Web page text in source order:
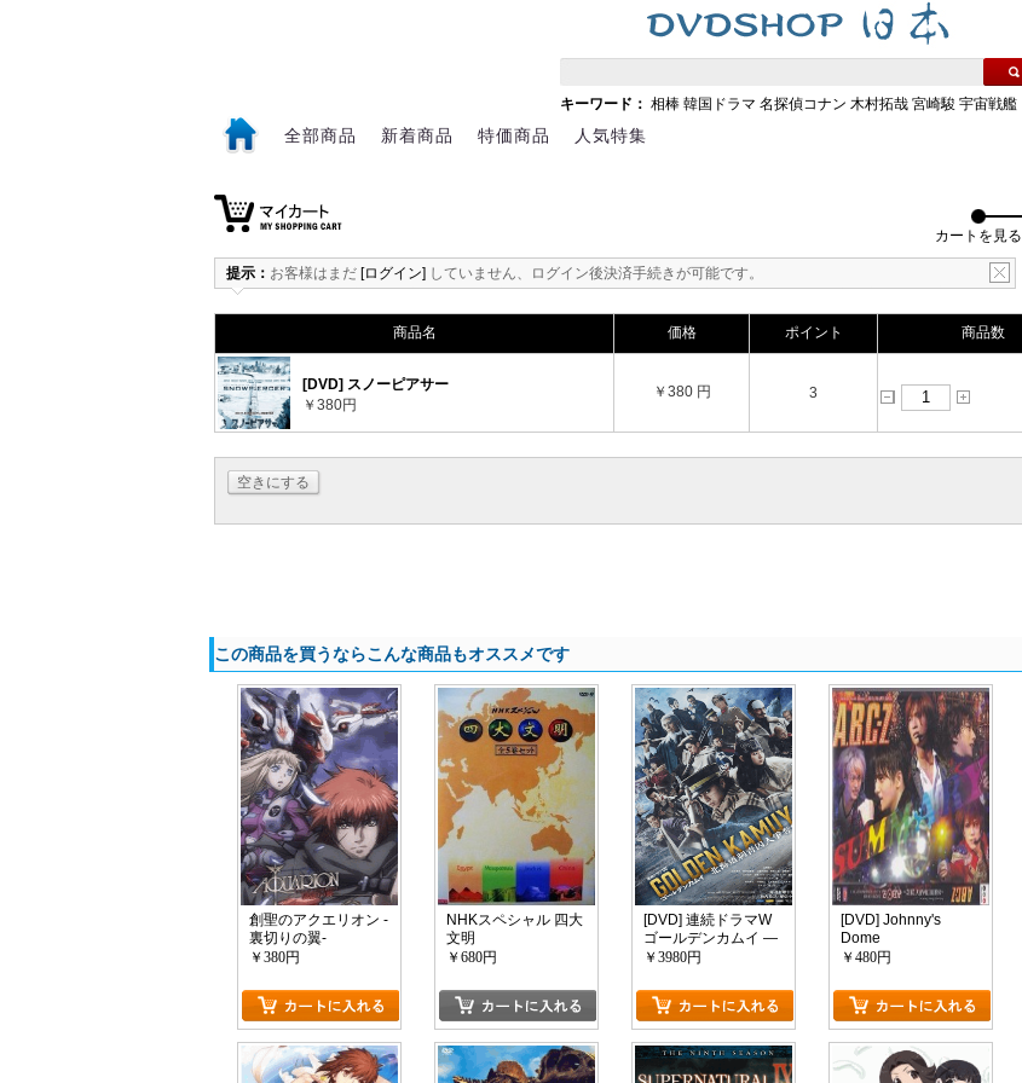
キーワード： 相棒 韓国ドラマ 名探偵コナン 木村拓哉 宮崎駿 宇宙戦艦
全部商品 新着商品 特価商品 人気特集
カートを見る
提示： お客様はまだ [ログイン] していません、ログイン後決済手続きが可能です。
商品名 価格 ポイント 商品数
[DVD] スノーピアサー
￥380円
￥380 円 3
空きにする
この商品を買うならこんな商品もオススメです
創聖のアクエリオン -
裏切りの翼-
￥380円
NHKスペシャル 四大
文明
￥680円
[DVD] 連続ドラマW
ゴールデンカムイ ―
北海道刺青囚人争奪
￥3980円
[DVD] Johnny's
Dome
Theatre~SUMMARY2012~
￥480円
1